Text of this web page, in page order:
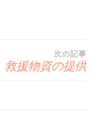
次の記事
救援物資の提供